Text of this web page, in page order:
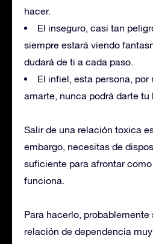
hacer.
El inseguro, casi tan
siempre estará viendo
dudará de ti a cada paso.
El infiel, esta persona,
amarte, nunca podrá darte tu
Salir de una relación toxica
embargo, necesitas de
suficiente para afrontar
funciona.
Para hacerlo, probablemente
relación de dependencia